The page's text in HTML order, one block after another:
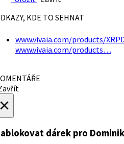
KDE TO SEHNAT
www.vivaia.com/products/
www.vivaia.com/products…
dárek pro